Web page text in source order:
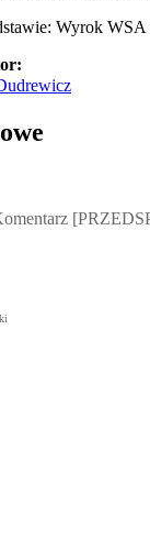
Wyrok WSA